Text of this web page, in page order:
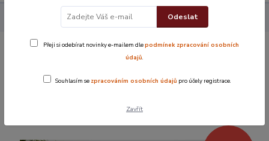
Povlak na polštářek 40x40 cm Ramira modrá
Povlak na polštářek 40x40 cm Ramira
modrá
Odeslat
Přeji si odebírat novinky e-mailem dlepodmínek zpracování osobních
údajů.
Souhlasím se zpracováním osobních údajů pro účely registrace.
Zavřít